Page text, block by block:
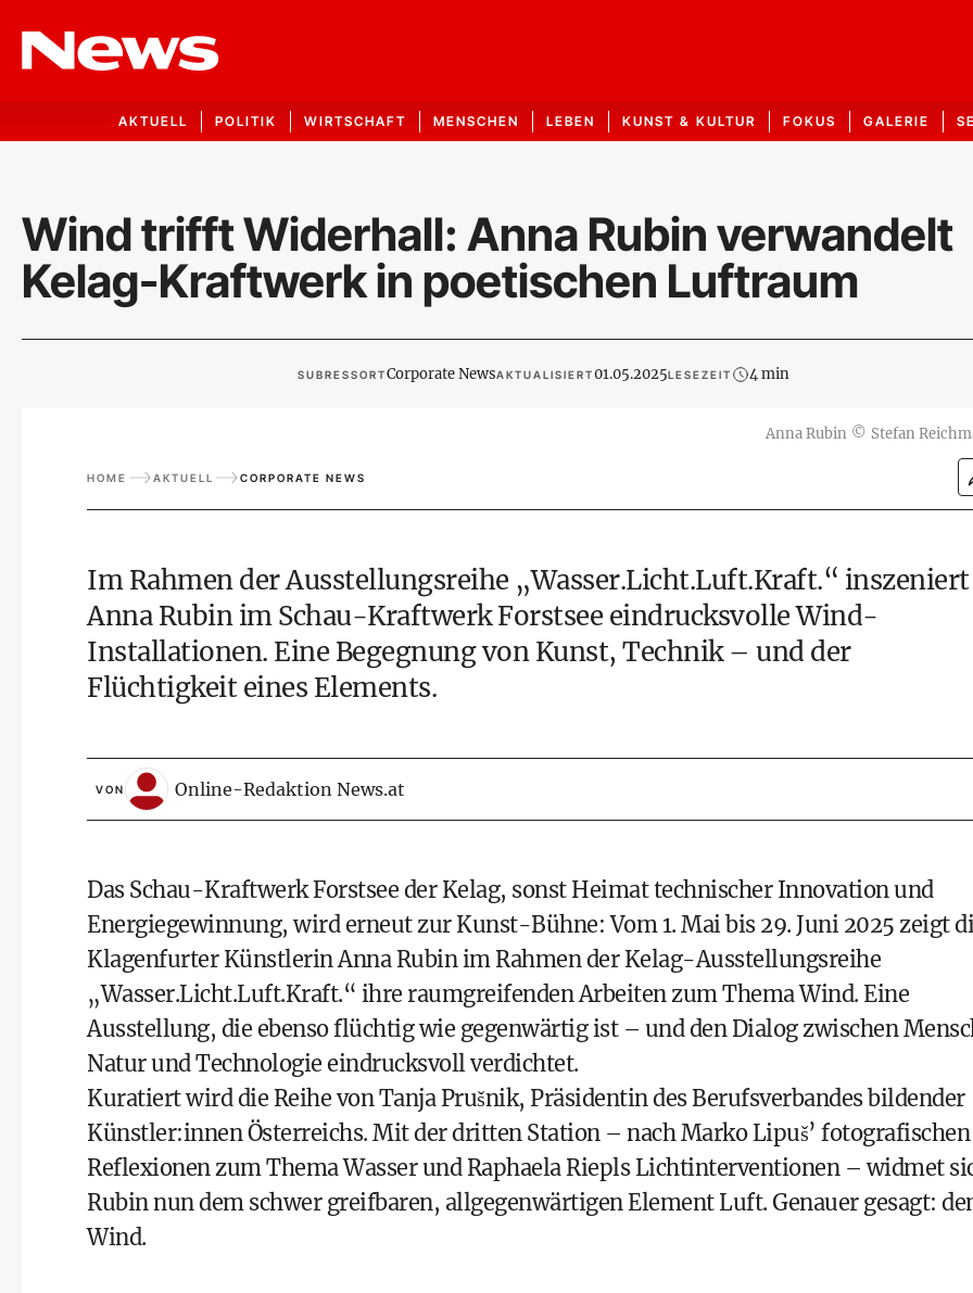
AKTUELL POLITIK WIRTSCHAFT MENSCHEN LEBEN KUNST & KULTUR FOKUS GALERIE
Wind trifft Widerhall: Anna Rubin verwandelt
Kelag-Kraftwerk in poetischen Luftraum
SUBRESSORTCorporate NewsAKTUALISIERT01.05.2025LESEZEIT 4 min
Anna Rubin © Stefan
HOME AKTUELL CORPORATE NEWS
Im Rahmen der Ausstellungsreihe „Wasser.Licht.Luft.Kraft.“ inszeniert
Anna Rubin im Schau-Kraftwerk Forstsee eindrucksvolle Wind-
Installationen. Eine Begegnung von Kunst, Technik – und der
Flüchtigkeit eines Elements.
VON Online-Redaktion News.at
Das Schau-Kraftwerk Forstsee der Kelag, sonst Heimat technischer Innovation und
Energiegewinnung, wird erneut zur Kunst-Bühne: Vom 1. Mai bis 29. Juni 2025 zeigt
Klagenfurter Künstlerin Anna Rubin im Rahmen der Kelag-Ausstellungsreihe
„Wasser.Licht.Luft.Kraft.“ ihre raumgreifenden Arbeiten zum Thema Wind. Eine
Ausstellung, die ebenso flüchtig wie gegenwärtig ist – und den Dialog zwischen
Natur und Technologie eindrucksvoll verdichtet.
Kuratiert wird die Reihe von Tanja Prušnik, Präsidentin des Berufsverbandes bildender
Künstler:innen Österreichs. Mit der dritten Station – nach Marko Lipuš’ fotografischen
Reflexionen zum Thema Wasser und Raphaela Riepls Lichtinterventionen – widmet
Rubin nun dem schwer greifbaren, allgegenwärtigen Element Luft. Genauer gesagt:
Wind.